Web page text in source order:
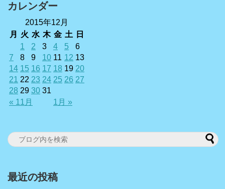
カレンダー
2015年12月
月
火 水 木 金 土 日
« 11月 1月 »
1 2 3 4 5
6
7
8 9 10 11 12 13
14 15 16 17 18 19 20
21 22 23 24 25 26 27
28 29 30 31
最近の投稿